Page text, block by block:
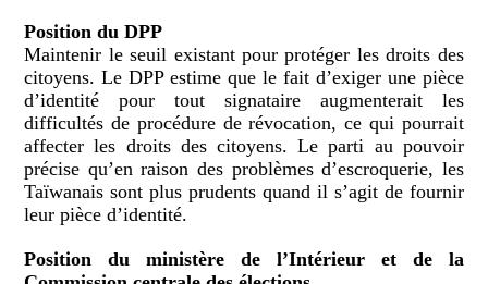
Position du DPP
Maintenir le seuil existant pour protéger les droits des
citoyens. Le DPP estime que le fait d’exiger une pièce
d’identité pour tout signataire augmenterait les
difficultés de procédure de révocation, ce qui pourrait
affecter les droits des citoyens. Le parti au pouvoir
précise qu’en raison des problèmes d’escroquerie, les
Taïwanais sont plus prudents quand il s’agit de fournir
leur pièce d’identité.
Position du ministère de l’Intérieur et de la